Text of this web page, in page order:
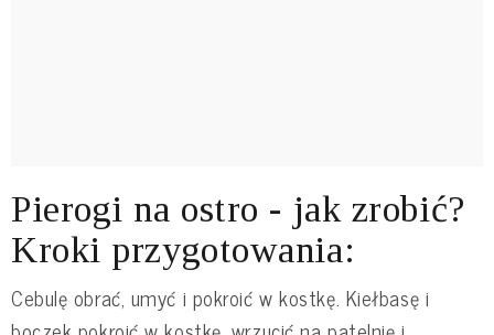
Pierogi na ostro - jak zrobić?
Kroki przygotowania:
Cebulę obrać, umyć i pokroić w kostkę. Kiełbasę i